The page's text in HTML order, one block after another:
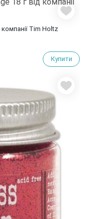
Tim Holtz
Купити